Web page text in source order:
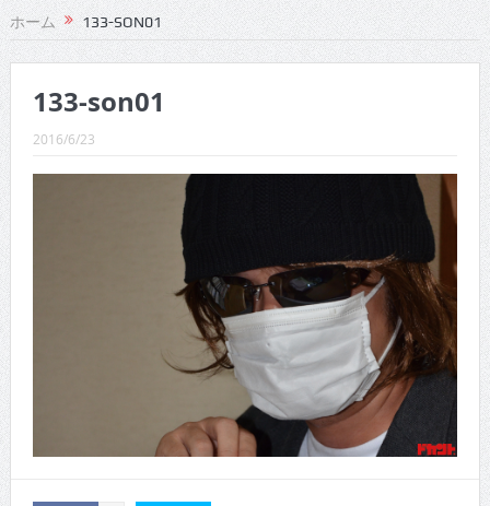
CINEMA×STYLE 292号
CINEMA×STYLE 291号
CINEMA×STYLE 290号
CINEMA×STYLE 289号
CINEMA×STYLE 288号
CINEMA×STYLE 287号
CINEMA×STYLE 286号
CINEMA×STYLE 285号
CINEMA×STYLE 294号
ホーム 133-SON01
133-son01
2016/6/23